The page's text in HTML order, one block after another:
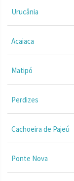
Urucânia
Acaiaca
Matipó
Perdizes
Cachoeira de Pajeú
Ponte Nova